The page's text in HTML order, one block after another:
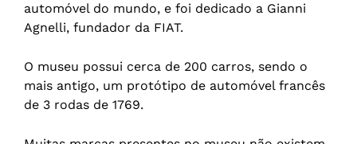
automóvel do mundo, e foi dedicado a Gianni
Agnelli, fundador da FIAT.
O museu possui cerca de 200 carros, sendo o
mais antigo, um protótipo de automóvel francês
de 3 rodas de 1769.